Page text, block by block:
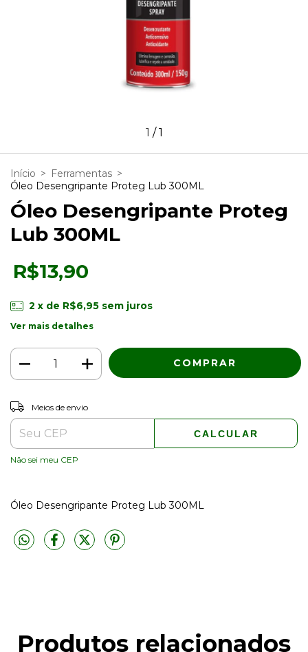
1 /1
Início > Ferramentas >
Óleo Desengripante Proteg Lub 300ML
Óleo Desengripante Proteg
Lub 300ML
R$13,90
2 x de R$6,95 sem juros
Ver mais detalhes
Entregas para o CEP:
Meios de envio
CALCULAR
Não sei meu CEP
Óleo Desengripante Proteg Lub 300ML
Produtos relacionados